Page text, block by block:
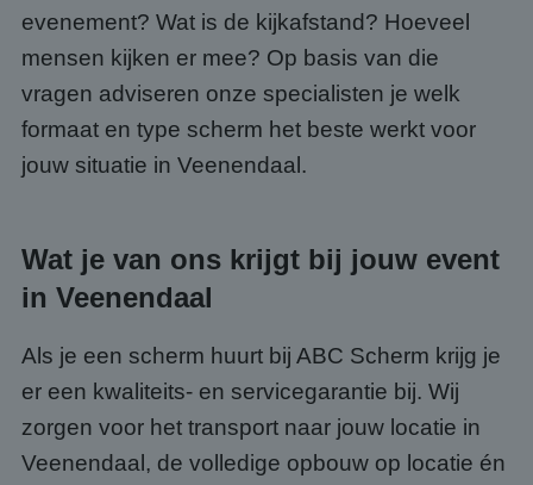
evenement? Wat is de kijkafstand? Hoeveel
mensen kijken er mee? Op basis van die
vragen adviseren onze specialisten je welk
formaat en type scherm het beste werkt voor
jouw situatie in Veenendaal.
Wat je van ons krijgt bij jouw event
in Veenendaal
Als je een scherm huurt bij ABC Scherm krijg je
er een kwaliteits- en servicegarantie bij. Wij
zorgen voor het transport naar jouw locatie in
Veenendaal, de volledige opbouw op locatie én